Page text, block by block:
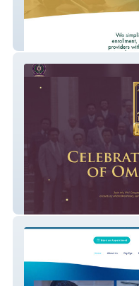
Healthcare Advisors GA
Mu Phi Chapter